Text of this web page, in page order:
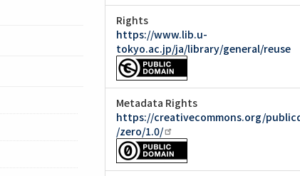
Rights
https://www.lib.u-
tokyo.ac.jp/ja/library/general/reuse
Metadata Rights
https://creativecommons.org/
/zero/1.0/